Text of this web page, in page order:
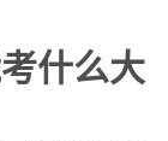
什么大